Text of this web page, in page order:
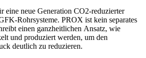
neue Generation CO2‑reduzierter
Rohrsysteme. PROX ist kein separates
einen ganzheitlichen Ansatz, wie
und produziert werden, um den
deutlich zu reduzieren.